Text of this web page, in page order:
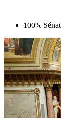
100% Sénat